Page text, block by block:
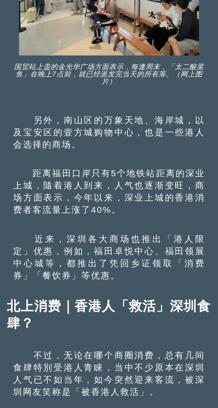
国贸站上盖的金光华广场方面表示，每逢周末，「太二酸菜
鱼」在晚上7点前，就已经派发完当天的所有筹。（网上图
片）
另外，南山区的万象天地、海岸城，以
及宝安区的壹方城购物中心，也是一些港人
会选择的商场。
距离福田口岸只有5个地铁站距离的深业
上城，隨着港人到来，人气也逐渐变旺，商
场方面表示，今年以来，深业上城的香港消
费者客流量上涨了40%。
近来，深圳各大商场也推出「港人限
定」优惠，例如，福田卓悦中心、福田领展
中心城等，都推出了凭回乡证领取「消费
券」「餐饮券」等优惠。
北上消费｜香港人「救活」深圳食
肆？
不过，无论在哪个商圈消费，总有几间
食肆特別受港人青睐，当中不少原本在深圳
人气已不如当年，如今突然迎来客流，被深
圳网友笑称是「被香港人救活」。